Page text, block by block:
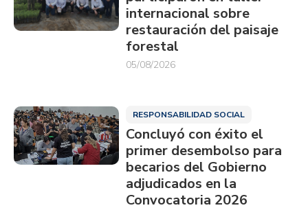
internacional sobre
restauración del paisaje
forestal
05/08/2026
RESPONSABILIDAD SOCIAL
Concluyó con éxito el
primer desembolso para
becarios del Gobierno
adjudicados en la
Convocatoria 2026